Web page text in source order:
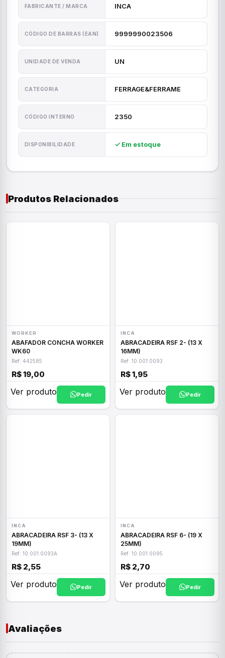
FABRICANTE / MARCA INCA
CÓDIGO DE BARRAS (EAN) 9999990023506
UNIDADE DE VENDA UN
CATEGORIA FERRAGE&FERRAME
CÓDIGO INTERNO 2350
DISPONIBILIDADE ✓ Em estoque
Produtos Relacionados
WORKER
ABAFADOR CONCHA WORKER
WK60
Ref: 442585
R$ 19,00
Ver produto Pedir
INCA
ABRACADEIRA RSF 2- (13 X
16MM)
Ref: 10.001.0093
R$ 1,95
Ver produto Pedir
INCA
ABRACADEIRA RSF 3- (13 X
19MM)
Ref: 10.001.0093A
R$ 2,55
Ver produto Pedir
INCA
ABRACADEIRA RSF 6- (19 X
25MM)
Ref: 10.001.0095
R$ 2,70
Ver produto Pedir
Avaliações